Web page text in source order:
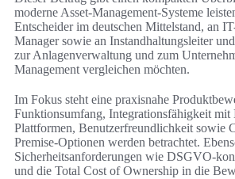
moderne Asset-Management-Systeme
Entscheider im deutschen Mittelstand, an
Manager sowie an Instandhaltungsleiter
zur Anlagenverwaltung und zum
Management vergleichen möchten.
Im Fokus steht eine praxisnahe
Funktionsumfang, Integrationsfähigkeit mit
Plattformen, Benutzerfreundlichkeit sowie
Premise-Optionen werden betrachtet.
Sicherheitsanforderungen wie DSGVO-
und die Total Cost of Ownership in die